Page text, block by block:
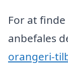
For at
anbefales
orangeri-